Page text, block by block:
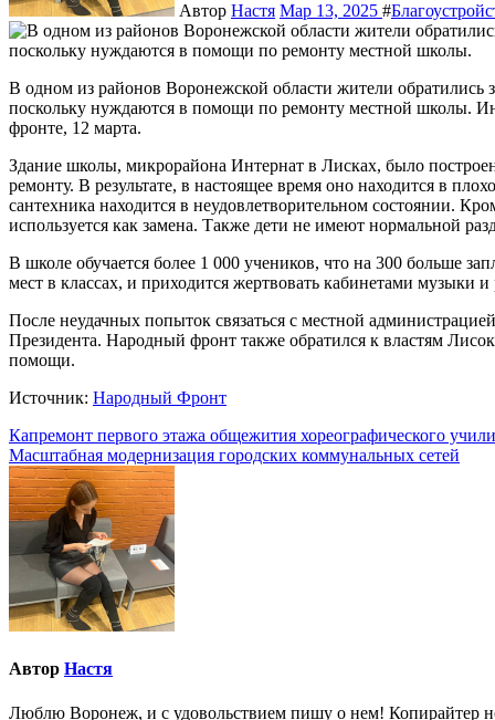
Автор Настя Мар 13, 2025 #
В одном из районов Воронежской области жители обратились за поддержкой на прямую линию Президента,
поскольку нуждаются в помощи по ремонту местной школы.
фронте, 12 марта.
Здание школы, микрорайона Интернат в Лисках, было
ремонту. В результате, в настоящее время оно находится в
сантехника находится в неудовлетворительном состоянии.
используется как замена. Также дети не имеют нормальной
В школе обучается более 1 000 учеников, что на 300 больше
мест в классах, и приходится жертвовать кабинетами музыки
После неудачных попыток связаться с местной
Президента. Народный фронт также обратился к властям
помощи.
Источник: Народный Фронт
Навигация
по
записям
Капремонт первого этажа общежития хореографического
Масштабная модернизация городских коммунальных сетей
Автор Настя
Люблю Воронеж, и с удовольствием пишу о нем! Копирайтер